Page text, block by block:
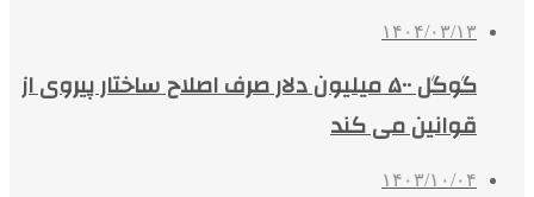
۱۴۰۴/۰۳/۱۳
گوگل ۵۰۰ میلیون دلار صرف اصلاح ساختار پیروی از
قوانین می کند
۱۴۰۳/۱۰/۰۴